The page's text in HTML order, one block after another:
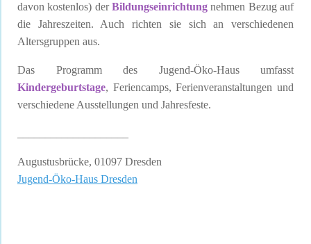
davon kostenlos) derBildungseinrichtungnehmen Bezug auf
die Jahreszeiten. Auch richten sie sich an verschiedenen
Altersgruppen aus.
Das Programm des Jugend-Öko-Haus umfasst
Kindergeburtstage, Feriencamps, Ferienveranstaltungen und
verschiedene Ausstellungen und Jahresfeste.
Augustusbrücke, 01097 Dresden
Jugend-Öko-Haus Dresden